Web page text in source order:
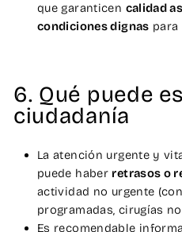
que garanticen calidad
condiciones dignas para
6. Qué puede
ciudadanía
La atención urgente y
puede haber retrasos o
actividad no urgente
programadas, cirugías
Es recomendable